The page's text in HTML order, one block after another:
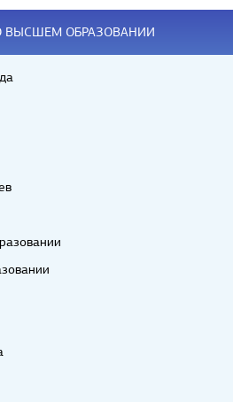
ОБРАЗОВАНИИ